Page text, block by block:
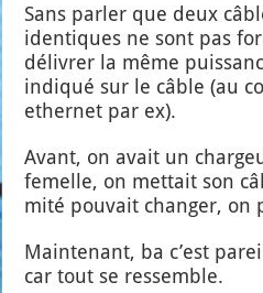
Sans par­ler que deux
iden­tiques ne sont pas
déli­vrer la même
indi­qué sur le câble (au
ether­net par ex).
Avant, on avait un
femelle, on met­tait son
mi­té pou­vait chan­ger, on
Main­te­nant, ba c’est
car tout se res­semble.